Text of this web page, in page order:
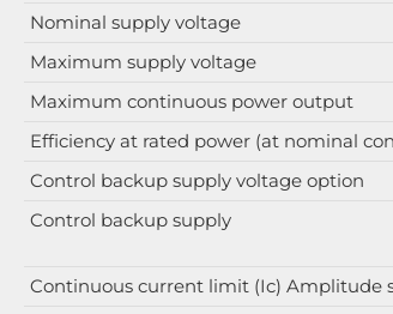
Nominal supply voltage
Maximum supply voltage
Maximum continuous power output
Efficiency at rated power (at nominal
Control backup supply voltage option
Control backup supply
Continuous current limit (Ic) Amplitude